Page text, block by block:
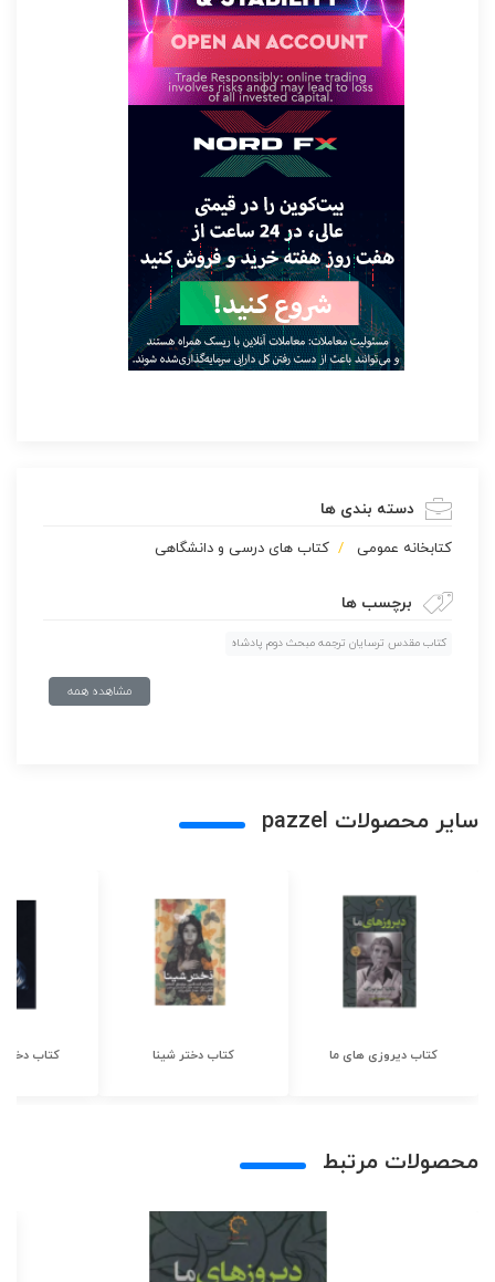
دسته بندی ها
كتابخانه عمومی کتاب های درسی و دانشگاهی
برچسب ها
کتاب مقدس ترسایان ترجمه مبحث دوم پادشاه
مشاهده همه
سایر محصولات pazzel
کتاب دیروزی های ما کتاب دختر شینا کتاب دختر
محصولات مرتبط